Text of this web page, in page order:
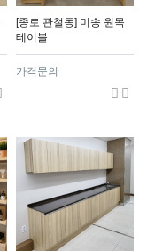
[종로 관철동] 미송 원목
테이블
가격문의